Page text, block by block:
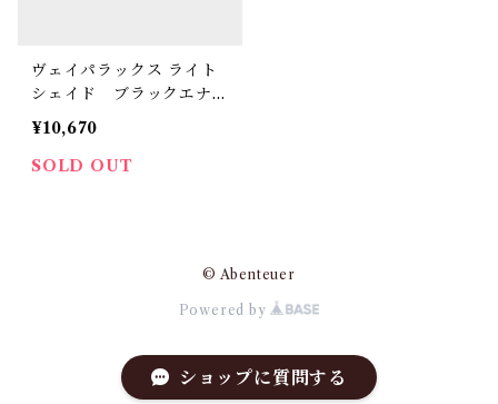
ヴェイパラックス ライト
シェイド ブラックエナメ
ル
¥10,670
SOLD OUT
© Abenteuer
Powered by
ショップに質問する